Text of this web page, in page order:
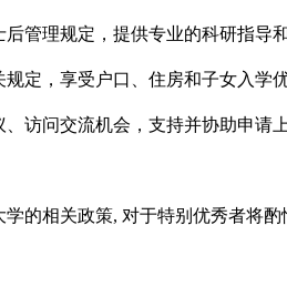
后管理规定，提供专业的科研指导
定，享受户口、住房和子女入学优
访问交流机会，支持并协助申请
学的相关政策, 对于特别优秀者将酌